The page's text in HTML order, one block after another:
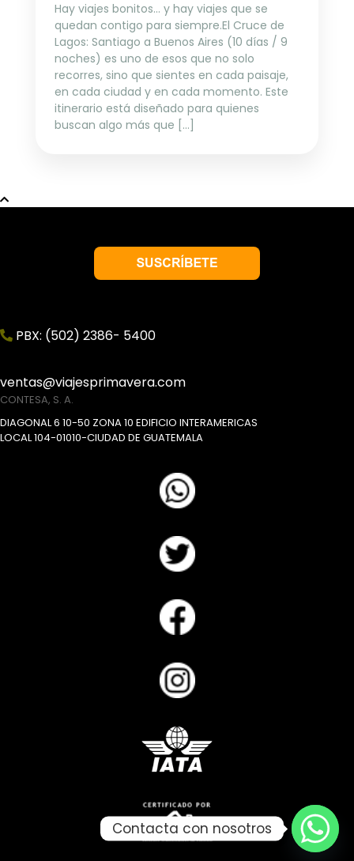
Hay viajes bonitos… y hay viajes que se
quedan contigo para siempre.El Cruce de
Lagos: Santiago a Buenos Aires (10 días / 9
noches) es uno de esos que no solo
recorres, sino que sientes en cada paisaje,
en cada ciudad y en cada momento. Este
itinerario está diseñado para quienes
buscan algo más que […]
PBX: (502) 2386- 5400
ventas@viajesprimavera.com
CONTESA, S. A.
DIAGONAL 6 10-50 ZONA 10 EDIFICIO INTERAMERICAS
LOCAL 104-01010-CIUDAD DE GUATEMALA
Contacta con nosotros